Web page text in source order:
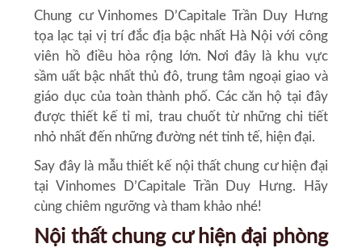
Chung cư Vinhomes D’Capitale Trần Duy Hưng
tọa lạc tại vị trí đắc địa bậc nhất Hà Nội với công
viên hồ điều hòa rộng lớn. Nơi đây là khu vực
sầm uất bậc nhất thủ đô, trung tâm ngoại giao và
giáo dục của toàn thành phố. Các căn hộ tại đây
được thiết kế tỉ mỉ, trau chuốt từ những chi tiết
nhỏ nhất đến những đường nét tinh tế, hiện đại.
Say đây là mẫu thiết kế nội thất chung cư hiện đại
tại Vinhomes D’Capitale Trần Duy Hưng. Hãy
cùng chiêm ngưỡng và tham khảo nhé!
Nội thất chung cư hiện đại phòng